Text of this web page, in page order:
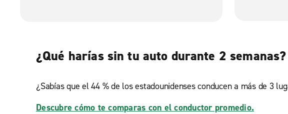
¿Qué harías sin tu auto durante 2 semanas?
¿Sabías que el 44 % de los estadounidenses conducen a más de 3
Descubre cómo te comparas con el conductor promedio.